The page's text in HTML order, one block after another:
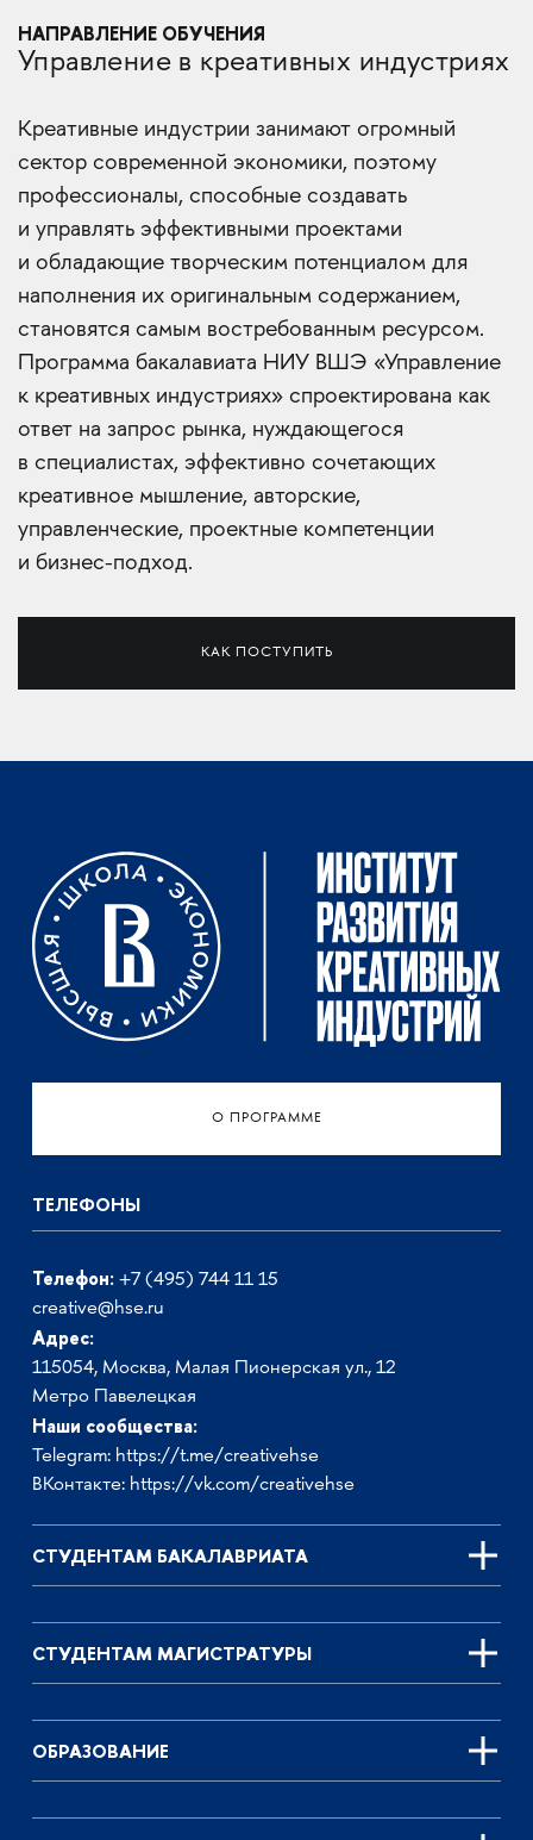
НАПРАВЛЕНИЕ ОБУЧЕНИЯ
Управление в креативных индустриях
Креативные индустрии занимают огромный
сектор современной экономики, поэтому
профессионалы, способные создавать
и управлять эффективными проектами
и обладающие творческим потенциалом для
наполнения их оригинальным содержанием,
становятся самым востребованным ресурсом.
Программа бакалавиата НИУ ВШЭ «Управление
к креативных индустриях» спроектирована как
ответ на запрос рынка, нуждающегося
в специалистах, эффективно сочетающих
креативное мышление, авторские,
управленческие, проектные компетенции
и бизнес-подход.
КАК ПОСТУПИТЬ
О ПРОГРАММЕ
ТЕЛЕФОНЫ
Телефон: +7 (495) 744 11 15
creative@hse.ru
Адрес:
115054, Москва, Малая Пионерская ул., 12
Метро Павелецкая
Наши сообщества:
Telegram: https://t.me/creativehse
ВКонтакте: https://vk.com/creativehse
СТУДЕНТАМ БАКАЛАВРИАТА
СТУДЕНТАМ МАГИСТРАТУРЫ
ОБРАЗОВАНИЕ